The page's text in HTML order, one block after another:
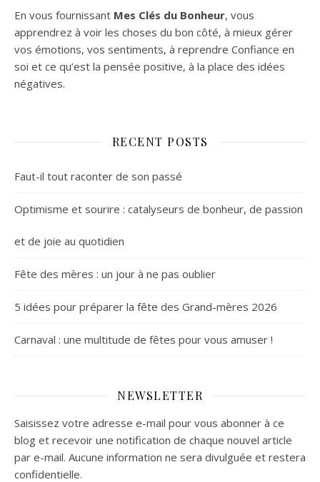
En vous fournissant Mes Clés du Bonheur, vous
apprendrez à voir les choses du bon côté, à mieux gérer
vos émotions, vos sentiments, à reprendre Confiance en
soi et ce qu’est la pensée positive, à la place des idées
négatives.
RECENT POSTS
Faut-il tout raconter de son passé
Optimisme et sourire : catalyseurs de bonheur, de passion
et de joie au quotidien
Fête des mères : un jour à ne pas oublier
5 idées pour préparer la fête des Grand-mères 2026
Carnaval : une multitude de fêtes pour vous amuser !
NEWSLETTER
Saisissez votre adresse e-mail pour vous abonner à ce
blog et recevoir une notification de chaque nouvel article
par e-mail. Aucune information ne sera divulguée et restera
confidentielle.